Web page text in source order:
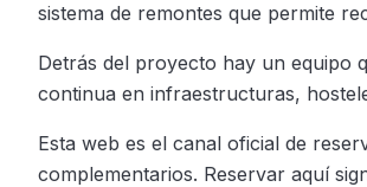
sistema de remontes que permite
Detrás del proyecto hay un equipo
continua en infraestructuras,
Esta web es el canal oficial de
complementarios. Reservar aquí